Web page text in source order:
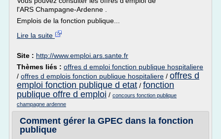
l'ARS Champagne-Ardenne .
Emplois de la fonction publique...
Lire la suite
Site : http://www.emploi.ars.sante.fr
Thèmes liés : offres d emploi fonction publique hospitaliere
/ offres d emplois fonction publique hospitaliere / offres d
emploi fonction publique d etat / fonction
publique offre d emploi / concours fonction publique
champagne ardenne
Comment gérer la GPEC dans la fonction
publique